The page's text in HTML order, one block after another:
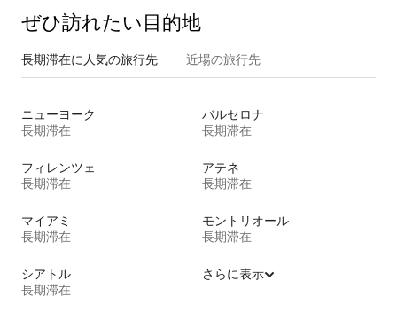
ぜひ訪⁠れ⁠た⁠い目⁠的⁠地
長期滞在に人気の旅行先 近場の旅行先
ニューヨーク
長期滞在
バルセロナ
長期滞在
フィレンツェ
長期滞在
アテネ
長期滞在
マイアミ
長期滞在
モントリオール
長期滞在
シアトル
長期滞在
さらに表示